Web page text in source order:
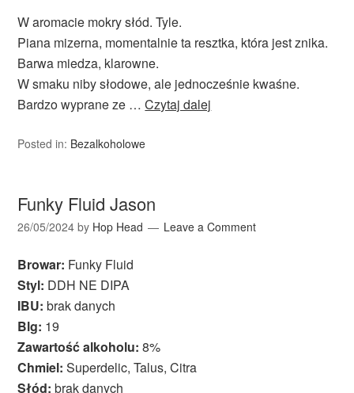
W aromacie mokry słód. Tyle.
Piana mizerna, momentalnie ta resztka, która jest znika.
Barwa miedza, klarowne.
W smaku niby słodowe, ale jednocześnie kwaśne.
Bardzo wyprane ze …Czytaj dalej
Posted in: Bezalkoholowe
Funky Fluid Jason
26/05/2024 by Hop Head Leave a Comment
Browar: Funky Fluid
Styl: DDH NE DIPA
IBU: brak danych
Blg: 19
Zawartość alkoholu: 8%
Chmiel: Superdelic, Talus, Citra
Słód: brak danych